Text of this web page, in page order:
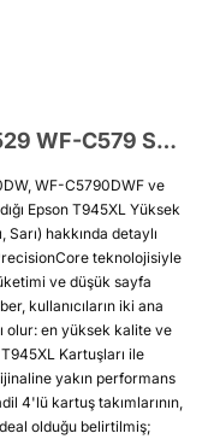
Epson Workforce Pro WF-C529 WF-C579 Serisi Orjinal ve Muadil toner Rehberi
WF-C5790DWF ve
Epson T945XL Yüksek
hakkında detaylı
teknolojisiyle
ve düşük sayfa
kullanıcıların iki ana
olur: en yüksek kalite ve
Kartuşları ile
yakın performans
4'lü kartuş takımlarının,
olduğu belirtilmiş;